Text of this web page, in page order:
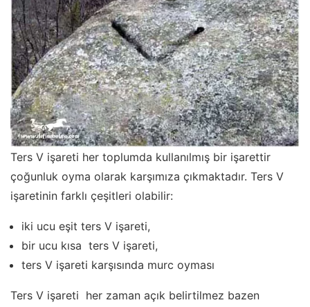
Ters V işareti her toplumda kullanılmış bir işarettir
çoğunluk oyma olarak karşımıza çıkmaktadır. Ters V
işaretinin farklı çeşitleri olabilir:
iki ucu eşit ters V işareti,
bir ucu kısa ters V işareti,
ters V işareti karşısında murc oyması
Ters V işareti her zaman açık belirtilmez bazen